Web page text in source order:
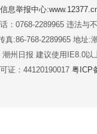
息举报中心
：0768-2289965 违法与
真:86-768-2289965 地址:
州日报 建议使用IE8.0
证：44120190017 粤ICP